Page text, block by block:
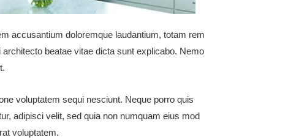
accusantium doloremque laudantium, totam rem
beatae vitae dicta sunt explicabo. Nemo
voluptatem sequi nesciunt. Neque porro quis
adipisci velit, sed quia non numquam eius mod
voluptatem.